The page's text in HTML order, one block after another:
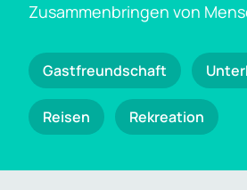
Zusammenbringen von
Gastfreundschaft
Reisen Rekreation